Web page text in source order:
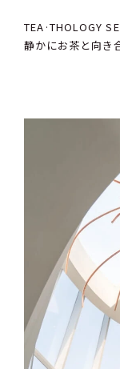
TEA·THOLOGY
静かにお茶と向き